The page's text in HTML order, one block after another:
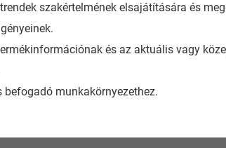
szakértelmének elsajátítására és
és az aktuális vagy
befogadó munkakörnyezethez.